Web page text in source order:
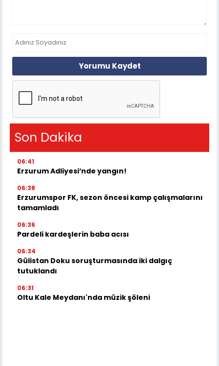
Yorumu Kaydet
Son Dakika
06:41
Erzurum Adliyesi’nde yangın!
06:38
Erzurumspor FK, sezon öncesi kamp çalışmalarını
tamamladı
06:36
Pardeli kardeşlerin baba acısı
06:34
Gülistan Doku soruşturmasında iki dalgıç
tutuklandı
06:31
Oltu Kale Meydanı'nda müzik şöleni